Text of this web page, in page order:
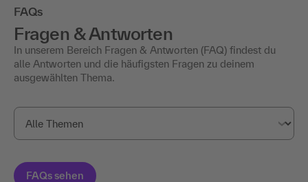
FAQs
Fragen & Antworten
In unserem Bereich Fragen & Antworten (FAQ) findest du
alle Antworten und die häufigsten Fragen zu deinem
ausgewählten Thema.